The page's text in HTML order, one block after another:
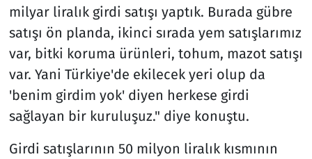
milyar liralık girdi satışı yaptık. Burada gübre
satışı ön planda, ikinci sırada yem satışlarımız
var, bitki koruma ürünleri, tohum, mazot satışı
var. Yani Türkiye'de ekilecek yeri olup da
'benim girdim yok' diyen herkese girdi
sağlayan bir kuruluşuz." diye konuştu.
Girdi satışlarının 50 milyon liralık kısmının